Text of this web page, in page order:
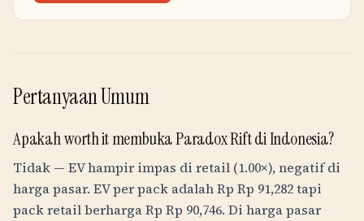
Pertanyaan Umum
Apakah worth it membuka Paradox Rift di Indonesia?
Tidak — EV hampir impas di retail (1.00×), negatif di
harga pasar. EV per pack adalahRp Rp 91,282tapi
pack retail berhargaRp Rp 90,746. Di harga pasar